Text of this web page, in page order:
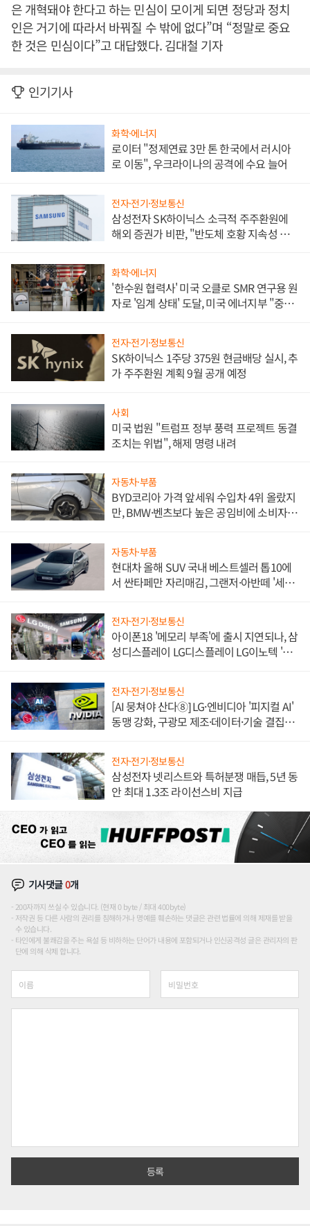
은 개혁돼야 한다고 하는 민심이 모이게 되면 정당과 정치
인은 거기에 따라서 바꿔질 수 밖에 없다”며 “정말로 중요
한 것은 민심이다”고 대답했다. 김대철 기자
인기기사
화학·에너지
로이터 "정제연료 3만 톤 한국에서 러시아
로 이동", 우크라이나의 공격에 수요 늘어
전자·전기·정보통신
삼성전자 SK하이닉스 소극적 주주환원에
해외 증권가 비판, "반도체 호황 지속성 의
화학·에너지
'한수원 협력사' 미국 오클로 SMR 연구용 원
자로 '임계 상태' 도달, 미국 에너지부 "중요
전자·전기·정보통신
SK하이닉스 1주당 375원 현금배당 실시, 추
가 주주환원 계획 9월 공개 예정
사회
미국 법원 "트럼프 정부 풍력 프로젝트 동결
조치는 위법", 해제 명령 내려
자동차·부품
BYD코리아 가격 앞세워 수입차 4위 올랐지
만, BMW·벤츠보다 높은 공임비에 소비자
자동차·부품
현대차 올해 SUV 국내 베스트셀러 톱10에
서 싼타페만 자리매김, 그랜저·아반떼 '세단
전자·전기·정보통신
아이폰18 '메모리 부족'에 출시 지연되나, 삼
성디스플레이 LG디스플레이 LG이노텍 '탈
전자·전기·정보통신
[AI 뭉쳐야 산다⑧] LG·엔비디아 '피지컬 AI'
동맹 강화, 구광모 제조·데이터·기술 결집
전자·전기·정보통신
삼성전자 넷리스트와 특허분쟁 매듭, 5년 동
안 최대 1.3조 라이선스비 지급
기사댓글0개
200자까지 쓰실 수 있습니다. (현재 0 byte / 최대 400byte)
저작권 등 다른 사람의 권리를 침해하거나 명예를 훼손하는 댓글은 관련 법률에 의해 제재를 받을
수 있습니다.
타인에게 불쾌감을 주는 욕설 등 비하하는 단어가 내용에 포함되거나 인신공격성 글은 관리자의 판
단에 의해 삭제 합니다.